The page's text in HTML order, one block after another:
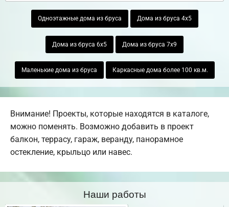
Одноэтажные дома из бруса Дома из бруса 4х5
Дома из бруса 6х5 Дома из бруса 7х9
Маленькие дома из бруса Каркасные дома более 100 кв.м.
Внимание! Проекты, которые находятся в каталоге,
можно поменять. Возможно добавить в проект
балкон, террасу, гараж, веранду, панорамное
остекление, крыльцо или навес.
Наши работы